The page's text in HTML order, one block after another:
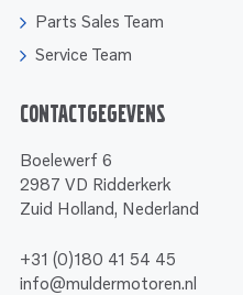
Parts Sales Team
Service Team
Contactgegevens
Boelewerf 6
2987 VD Ridderkerk
Zuid Holland, Nederland
+31 (0)180 41 54 45
info@muldermotoren.nl